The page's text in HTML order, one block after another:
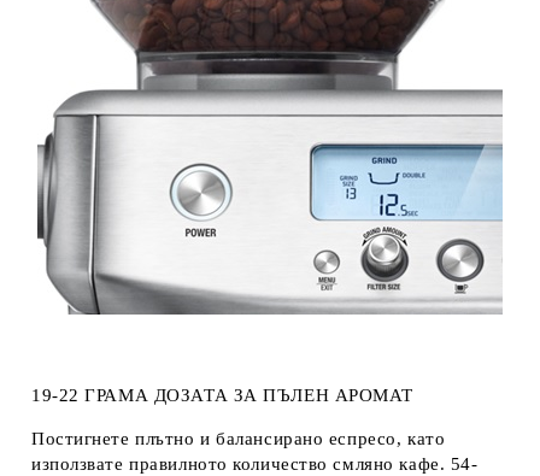
19-22 ГРАМА ДОЗАТА ЗА ПЪЛЕН АРОМАТ
Постигнете плътно и балансирано еспресо, като
използвате правилното количество смляно кафе. 54-